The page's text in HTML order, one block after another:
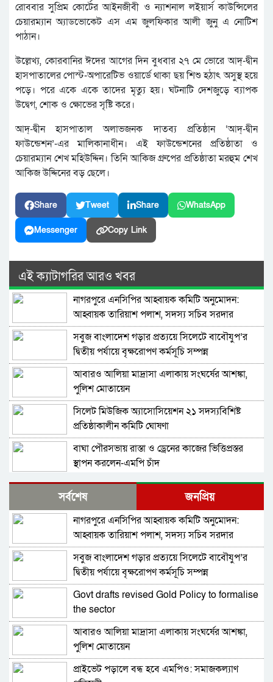
রোববার সুপ্রিম কোর্টের আইনজীবী ও ন্যাশনাল লইয়ার্স কাউন্সিলের
চেয়ারম্যান অ্যাডভোকেট এস এম জুলফিকার আলী জুনু এ নোটিশ
পাঠান।
উল্লেখ্য, কোরবানির ঈদের আগের দিন বুধবার ২৭ মে ভোরে আদ্-দ্বীন
হাসপাতালের পোস্ট-অপারেটিভ ওয়ার্ডে থাকা ছয় শিশু হঠাৎ অসুস্থ হয়ে
পড়ে। পরে একে একে তাদের মৃত্যু হয়। ঘটনাটি দেশজুড়ে ব্যাপক
উদ্বেগ, শোক ও ক্ষোভের সৃষ্টি করে।
আদ্-দ্বীন হাসপাতাল অলাভজনক দাতব্য প্রতিষ্ঠান ‘আদ্-দ্বীন
ফাউন্ডেশন’-এর মালিকানাধীন। এই ফাউন্ডেশনের প্রতিষ্ঠাতা ও
চেয়ারম্যান শেখ মহিউদ্দিন। তিনি আকিজ গ্রুপের প্রতিষ্ঠাতা মরহুম শেখ
আকিজ উদ্দিনের বড় ছেলে।
Share Tweet Share WhatsApp
Messenger Copy Link
এই ক্যাটাগরির আরও খবর
নাগরপুরে এনসিপির আহ্বায়ক কমিটি অনুমোদন:
আহ্বায়ক তারিয়াশ পলাশ, সদস্য সচিব সরদার
আশরাফ
সবুজ বাংলাদেশ গড়ার প্রত্যয়ে সিলেটে বাবৌযুপ’র
দ্বিতীয় পর্যায়ে বৃক্ষরোপণ কর্মসূচি সম্পন্ন
আবারও আলিয়া মাদ্রাসা এলাকায় সংঘর্ষের আশঙ্কা,
পুলিশ মোতায়েন
সিলেট মিউজিক অ্যাসোসিয়েশন ২১ সদস্যবিশিষ্ট
প্রতিষ্ঠাকালীন কমিটি ঘোষণা
বাঘা পৌরসভায় রাস্তা ও ড্রেনের কাজের ভিত্তিপ্রস্তর
স্থাপন করলেন-এমপি চাঁদ
নিরাপত্তার নিশ্চয়তা পেলে ‘দেশে ফিরতে প্রস্তুত’ সাকিব,
বিচারের মুখোমুখি হতেও ভয় নেই
চট্টগ্রামে সাবেক শিক্ষামন্ত্রী নওফেলের বাসভবনে আগুন
বগুড়ায় ও সিলেটে দুই ঘণ্টার ব্যবধানে সড়ক দুর্ঘটনায়
শিশুসহ প্রাণ গেল ১৫ জনের
ঢাকায় বাসভবনে অগ্নিকাণ্ড, স্ত্রীসহ হাসপাতালে ভর্তি
পাকিস্তান হাইকমিশনার
আওয়ামী লীগ আমাদের শত্রু নয়, অচিরেই আওয়ামী
লীগ বিএনপির সঙ্গে মিশে যাবে: সংসদ সদস্য নাছির
শহীদ আহসান জুলাই যোদ্ধা নন—দাবি বিএনপি নেতার,
সর্বশেষ জনপ্রিয়
নাগরপুরে এনসিপির আহ্বায়ক কমিটি অনুমোদন:
আহ্বায়ক তারিয়াশ পলাশ, সদস্য সচিব সরদার
আশরাফ
সবুজ বাংলাদেশ গড়ার প্রত্যয়ে সিলেটে বাবৌযুপ’র
দ্বিতীয় পর্যায়ে বৃক্ষরোপণ কর্মসূচি সম্পন্ন
Govt drafts revised Gold Policy to formalise
the sector
আবারও আলিয়া মাদ্রাসা এলাকায় সংঘর্ষের আশঙ্কা,
পুলিশ মোতায়েন
প্রাইভেট পড়ালে বন্ধ হবে এমপিও: সমাজকল্যাণ